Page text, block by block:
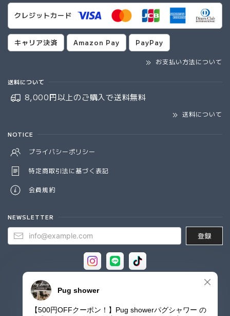
クレジットカード
キャリア決済 Amazon Pay PayPay
お支払い方法について
送料について
8,000円以上のご購入で送料無料
送料について
NOTICE
プライバシーポリシー
特定商取引法に基づく表記
会員規約
NEWSLETTER
登録
© Pug shower - パグシャワー パグ雑貨専門店